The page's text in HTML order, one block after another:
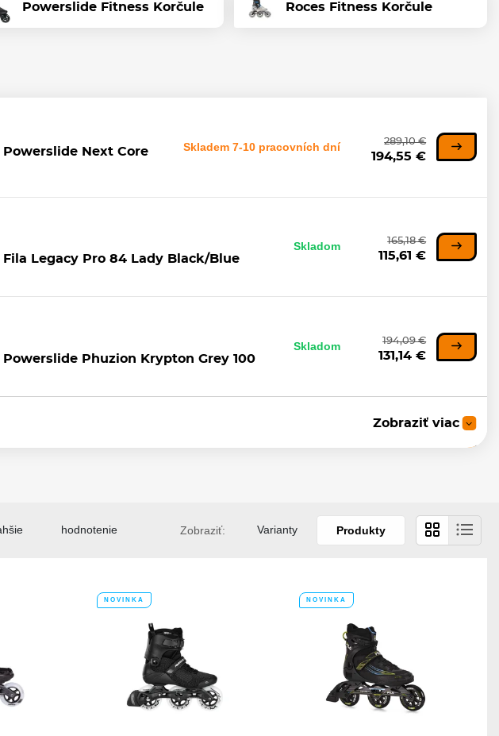
Powerslide Fitness Korčule Roces Fitness Korčule
Next Core
Skladem 7-10 pracovních dní 289,10 €
194,55 €
Legacy Pro 84 Lady Black/Blue
Skladom 165,18 €
115,61 €
Phuzion Krypton Grey 100
Skladom 194,09 €
131,14 €
Skladom 121,44 €
Zobraziť viac
hodnotenie Zobraziť: Varianty Produkty
NOVINKA NOVINKA